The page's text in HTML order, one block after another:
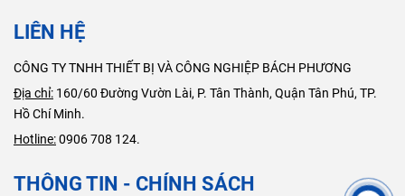
LIÊN HỆ
CÔNG TY TNHH THIẾT BỊ VÀ CÔNG NGHIỆP BÁCH PHƯƠNG
Địa chỉ: 160/60 Đường Vườn Lài, P. Tân Thành, Quận Tân Phú, TP.
Hồ Chí Minh.
Hotline:0906 708 124.
THÔNG TIN - CHÍNH SÁCH